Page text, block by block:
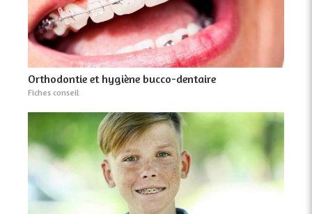
Orthodontie et hygiène bucco-dentaire
Fiches conseil